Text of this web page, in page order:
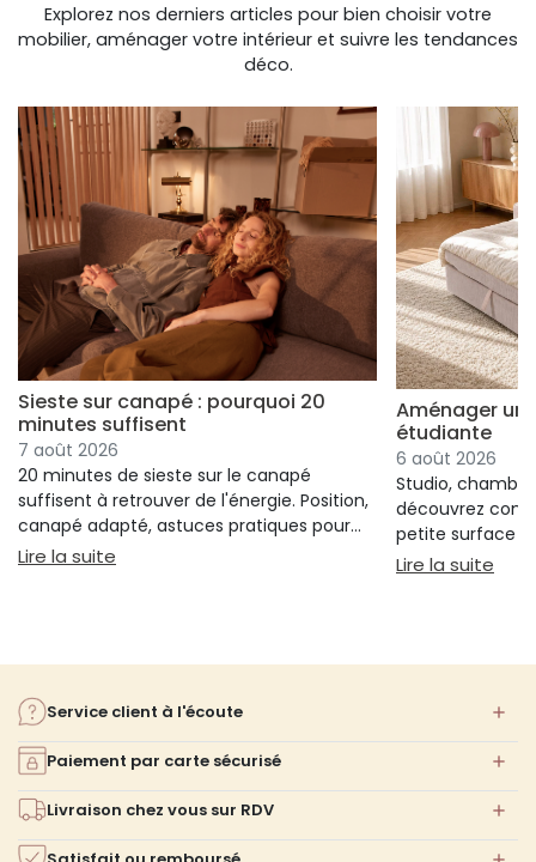
Explorez nos derniers articles pour bien choisir votre
mobilier, aménager votre intérieur et suivre les tendances
déco.
Sieste sur canapé : pourquoi 20
minutes suffisent
7 août 2026
20 minutes de sieste sur le canapé
suffisent à retrouver de l'énergie. Position,
canapé adapté, astuces pratiques pour
bien s'installer.
Lire la suite : Sieste sur canapé : pourquoi 20 minutes
Aménager un
étudiante
6 août 2026
Studio,
découvrez
petite surface à
confort ni
Lire la suite
Service client à l'écoute
Paiement par carte sécurisé
Livraison chez vous sur RDV